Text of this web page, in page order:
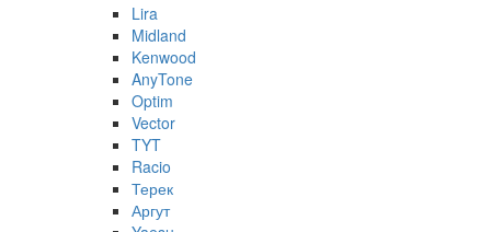
Lira
Midland
Kenwood
AnyTone
Optim
Vector
TYT
Racio
Терек
Аргут